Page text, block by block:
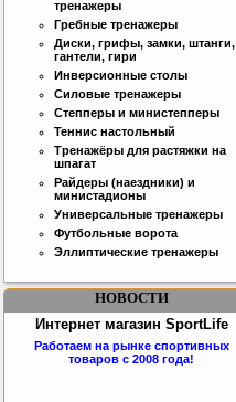
тренажеры
Гребные тренажеры
Диски, грифы, замки, штанги,
гантели, гири
Инверсионные столы
Силовые тренажеры
Степперы и министепперы
Теннис настольный
Тренажёры для растяжки на
шпагат
Райдеры (наездники) и
министадионы
Универсальные тренажеры
Футбольные ворота
Эллиптические тренажеры
НОВОСТИ
Интернет магазин SportLife
Работаем на рынке спортивных
товаров с 2008 года!